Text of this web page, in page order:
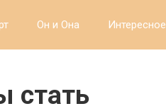
Он и Она Интересное
стать